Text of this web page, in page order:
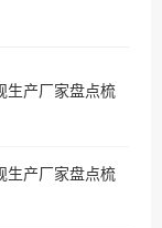
生产厂家盘点梳
生产厂家盘点梳